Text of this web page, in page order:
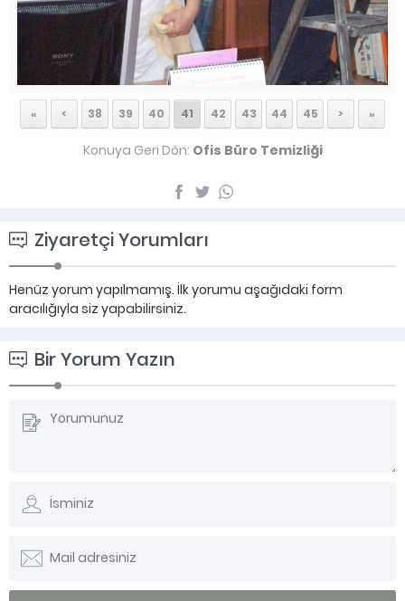
« < 38 39 40 41 42 43 44 45 > »
Konuya Geri Dön: Ofis Büro Temizliği
Ziyaretçi Yorumları
Henüz yorum yapılmamış. İlk yorumu aşağıdaki form
aracılığıyla siz yapabilirsiniz.
Bir Yorum Yazın